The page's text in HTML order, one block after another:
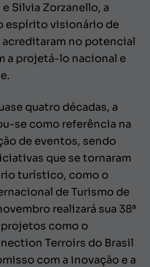
Silvia Zorzanello, a
espírito visionário de
acreditaram no potencial
a projetá-lo nacional e
quatro décadas, a
se como referência na
de eventos, sendo
que se tornaram
turístico, como o
de Turismo de
realizará sua 38ª
como o
Terroirs do Brasil
com a inovação e a